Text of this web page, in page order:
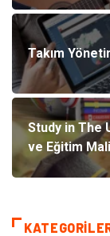
Takım
Study in The
ve Eğitim